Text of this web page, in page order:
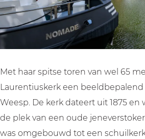
u
s
k
e
t
i
s
Met haar spitse toren van wel 65
Laurentiuskerk een
Weesp. De kerk dateert uit 1875
de plek van een oude
was omgebouwd tot een